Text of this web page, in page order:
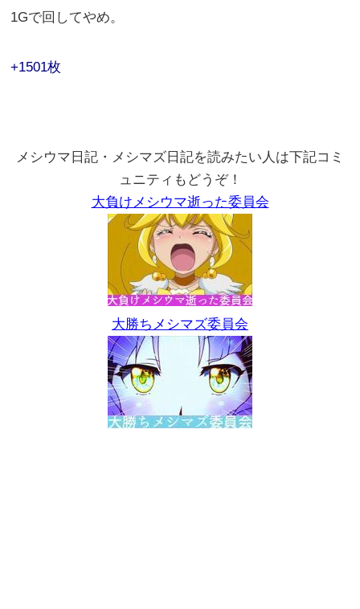
1Gで回してやめ。
+1501枚
メシウマ日記・メシマズ日記を読みたい人は下記コミ
ュニティもどうぞ！
大負けメシウマ逝った委員会
大勝ちメシマズ委員会